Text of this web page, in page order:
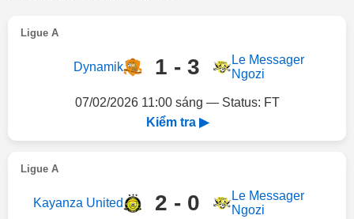
Ligue A
Dynamik 1 - 3
Le Messager
Ngozi
07/02/2026 11:00 sáng — Status: FT
Kiểm tra ▶
Ligue A
Kayanza United 2 - 0
Le Messager
Ngozi